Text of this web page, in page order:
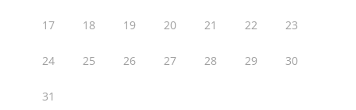
17 18 19 20 21 22 23
24 25 26 27 28 29 30
31